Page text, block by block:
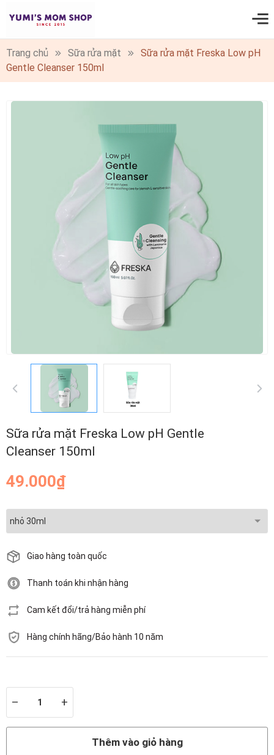
0
Trang chủ Sữa rửa mặt
Sữa rửa mặt Freska Low pH
Gentle Cleanser 150ml
Sữa rửa mặt Freska Low pH Gentle
Cleanser 150ml
49.000₫
Giao hàng toàn quốc
Thanh toán khi nhận hàng
Cam kết đổi/trả hàng miễn phí
Hàng chính hãng/Bảo hành 10 năm
– +
Thêm vào giỏ hàng